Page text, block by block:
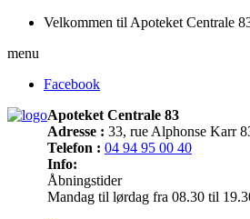
Velkommen til Apoteket Centrale
menu
Facebook
Apoteket Centrale 83
Adresse : 33, rue Alphonse Karr
Telefon : 04 94 95 00 40
Info:
Åbningstider
Mandag til lørdag fra 08.30 til